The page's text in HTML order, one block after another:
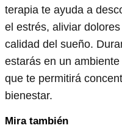
terapia te ayuda a
el estrés, aliviar
calidad del sueño.
estarás en un
que te permitirá
bienestar.
Mira también